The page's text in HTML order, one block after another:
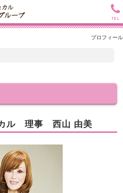
プロフィール
カル 理事 西山 由美
TEL